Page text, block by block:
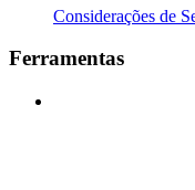
Considerações de
Ferramentas